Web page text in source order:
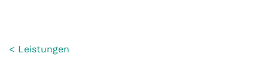
< Leistungen